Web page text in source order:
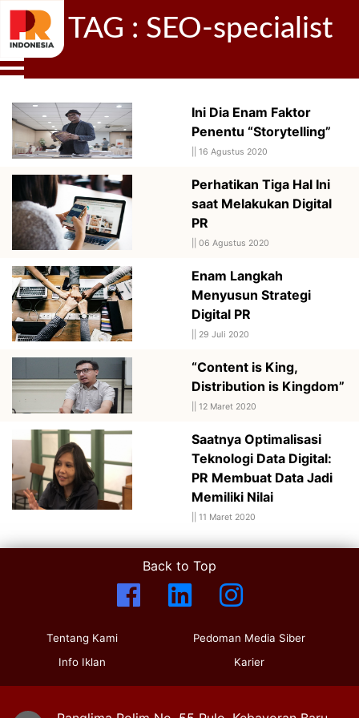
TAG : SEO-specialist
Ini Dia Enam Faktor
Penentu “Storytelling”
16 Agustus 2020
Perhatikan Tiga Hal Ini
saat Melakukan Digital
PR
06 Agustus 2020
Enam Langkah
Menyusun Strategi
Digital PR
29 Juli 2020
“Content is King,
Distribution is Kingdom”
12 Maret 2020
Saatnya Optimalisasi
Teknologi Data Digital:
PR Membuat Data Jadi
Memiliki Nilai
11 Maret 2020
Back to Top
Tentang Kami
Info Iklan
Pedoman Media Siber
Karier